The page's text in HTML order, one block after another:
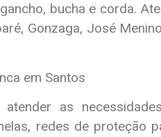
bucha e corda.
Gonzaga, José
em Santos
as
redes de proteção